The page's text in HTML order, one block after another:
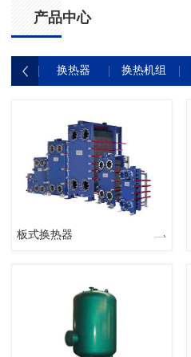
产品中心
换热器 换热机组
板式换热器